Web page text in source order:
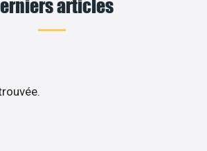
articles